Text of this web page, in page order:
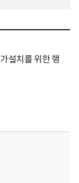
설치를 위한 행